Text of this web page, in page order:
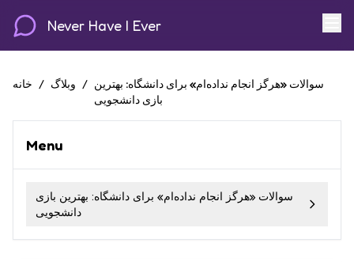
Never Have I Ever
خانه / وبلاگ / سوالات «هرگز انجام نداده‌ام» برای دانشگاه: بهترین
بازی دانشجویی
Menu
سوالات «هرگز انجام نداده‌ام» برای دانشگاه: بهترین بازی
دانشجویی